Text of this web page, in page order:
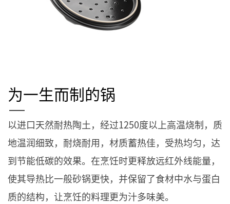
为一生而制的锅
以进口天然耐热陶土，经过1250度以上高温烧制，质
地温润细致，耐烧耐用，材质蓄热佳，受热均匀，达
到节能低碳的效果。在烹饪时更释放远红外线能量，
使其导热比一般砂锅更快，并保留了食材中水与蛋白
质的结构，让烹饪的料理更为汁多味美。